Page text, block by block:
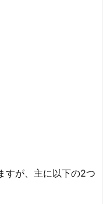
すが、主に以下の2つ